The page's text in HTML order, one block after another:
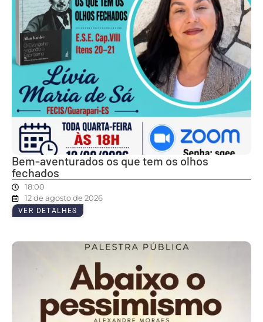
Bem-aventurados os que tem os olhos
fechados
18:00
12 de agosto de 2026
VER DETALHES